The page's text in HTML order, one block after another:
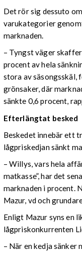
Det rör sig dessuto
varukategorier
marknaden.
– Tyngst väger
procent av hela
stora av säsongsskäl,
grönsaker, där
sänkte 0,6 procent,
Efterlängtat besked
Beskedet innebär ett
lågpriskedjan sänkt
– Willys, vars hela
matkasse”, har det
marknaden i procent.
Mazur, vd och
Enligt Mazur syns en
lågpriskonkurrenten
– När en kedja sänker